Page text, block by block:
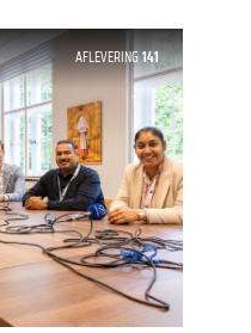
AFLEVERING 141